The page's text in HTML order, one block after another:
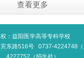
查看更多
：益阳医学高等专科学校
宾东路516号 0737-4224748
4227752（招生处）